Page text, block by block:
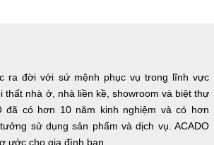
ra đời với sứ mệnh phục vụ trong lĩnh vực
thất nhà ở, nhà liền kề, showroom và biệt thự
đã có hơn 10 năm kinh nghiệm và có hơn
sử dụng sản phẩm và dịch vụ. ACADO
ước cho gia đình bạn.